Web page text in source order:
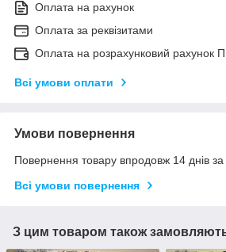
Оплата на рахунок
Оплата за реквізитами
Оплата на розрахунковий рахунок
Всі умови оплати
Умови повернення
Повернення товару впродовж 14 днів
Всі умови повернення
З цим товаром також